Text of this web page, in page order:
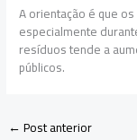
A orientação é que
especialmente
resíduos tende a
públicos.
←Post anterior